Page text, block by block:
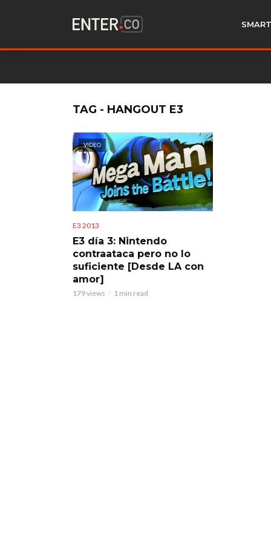
TAG - HANGOUT E3
VIDEO
E3 2013
E3 día 3: Nintendo
contraataca pero no lo
suficiente [Desde LA con
amor]
179 views 1 min read